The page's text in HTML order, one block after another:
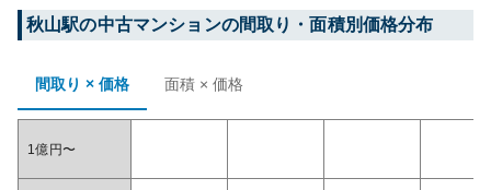
秋山駅の中古マンションの間取り・面積別価格分布
間取り × 価格 面積 × 価格
1億円〜